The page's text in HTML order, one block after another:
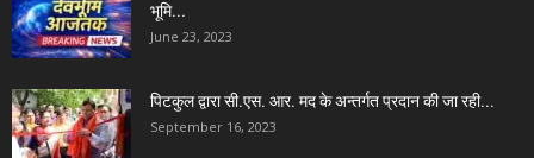
भूमि...
June 23, 2023
पिटकुल द्वारा सी.एस. आर. मद के अन्तर्गत प्रदान की जा रही...
September 16, 2023